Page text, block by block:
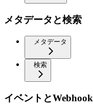
メタデータと検索
メタデータ
検索
イベントとWebhook